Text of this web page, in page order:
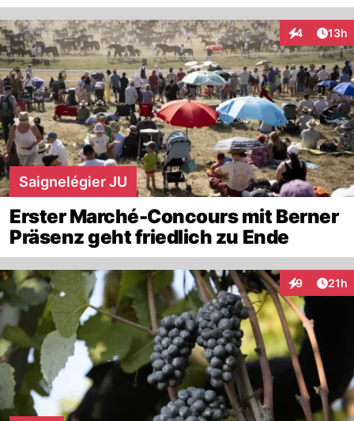
4
Interaktionen
13h
Saignelégier JU
Erster Marché-Concours mit Berner
Präsenz geht friedlich zu Ende
9
Interaktionen
21h